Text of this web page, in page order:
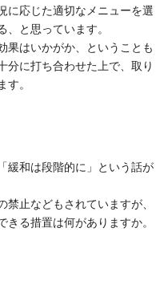
に応じた適切なメニューを選
と思っています。
果はいかがか、ということも
分に打ち合わせた上で、取り
。
緩和は段階的に」という話が
止などもされていますが、
る措置は何がありますか。